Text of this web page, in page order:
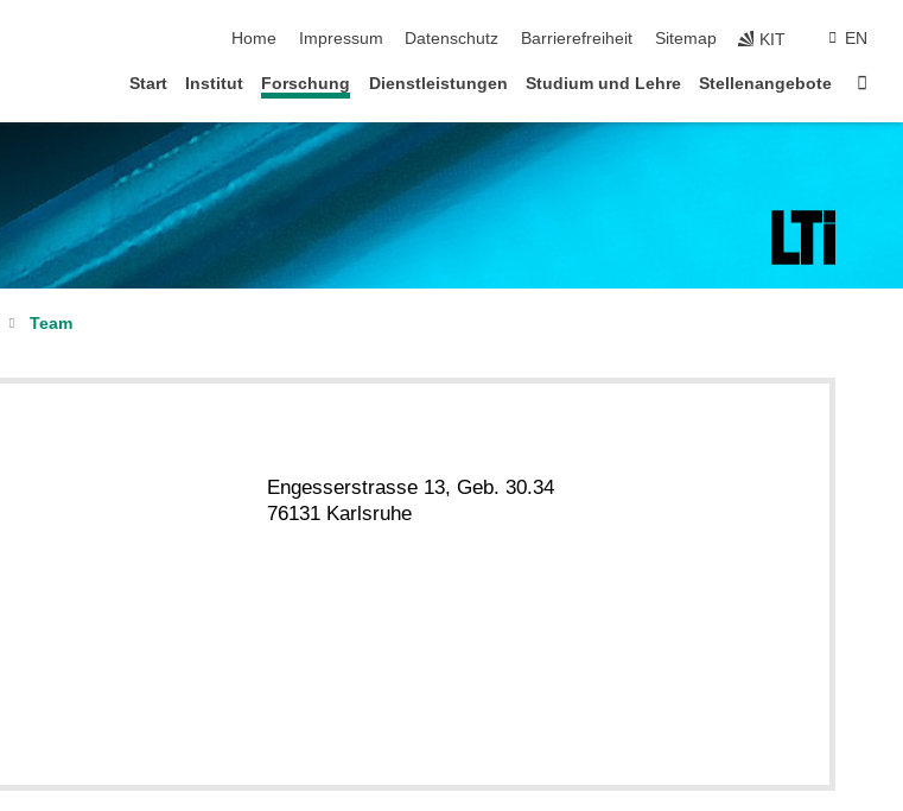
Home
Impressum Datenschutz Barrierefreiheit Sitemap KIT EN
Start Institut Forschung Dienstleistungen Studium und Lehre Stellenangebote
Team
Engesserstrasse 13, Geb. 30.34
76131 Karlsruhe